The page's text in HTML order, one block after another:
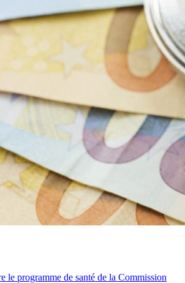
le programme de santé de la Commission